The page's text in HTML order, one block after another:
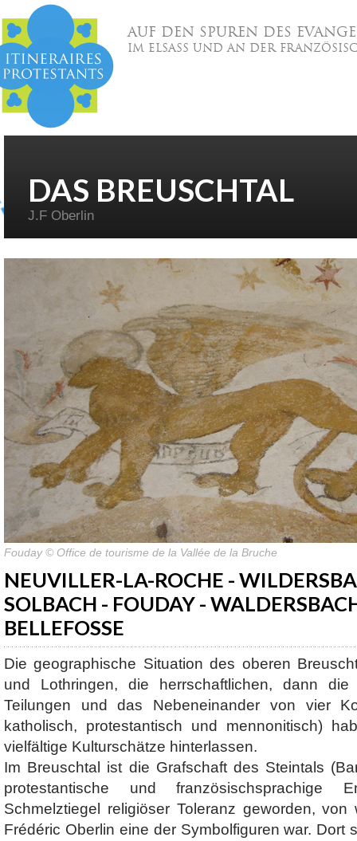
AUF DEN SPUREN DES
IM ELSASS UND AN DER
DAS BREUSCHTAL
J.F Oberlin
Fouday © Office de tourisme de la Vallée de la Bruche
NEUVILLER-LA-ROCHE -
SOLBACH - FOUDAY -
BELLEFOSSE
Die geographische Situation des oberen
und Lothringen, die herrschaftlichen, dann die
Teilungen und das Nebeneinander von vier
katholisch, protestantisch und mennonitisch)
vielfältige Kulturschätze hinterlassen.
Im Breuschtal ist die Grafschaft des Steintals
protestantische und französischsprachige
Schmelztiegel religiöser Toleranz geworden, von
Frédéric Oberlin eine der Symbolfiguren war. Dort